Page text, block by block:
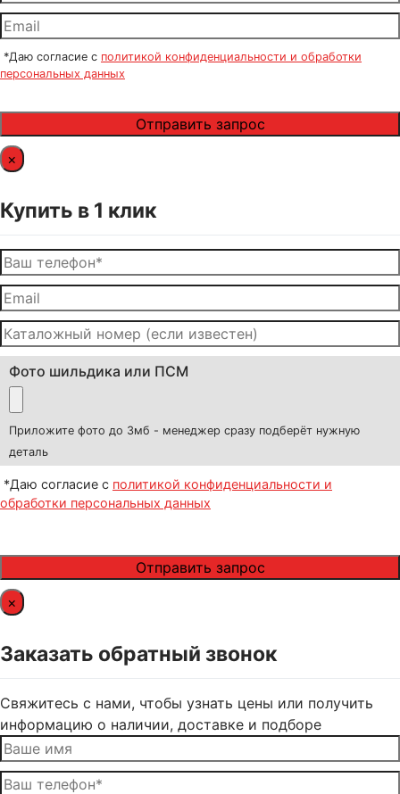
*Даю согласие с политикой конфиденциальности и обработки
персональных данных
×
Купить в 1 клик
Фото шильдика или ПСМ
Приложите фото до 3мб - менеджер сразу подберёт нужную
деталь
*Даю согласие с политикой конфиденциальности и
обработки персональных данных
×
Заказать обратный звонок
Свяжитесь с нами, чтобы узнать цены или получить
информацию о наличии, доставке и подборе